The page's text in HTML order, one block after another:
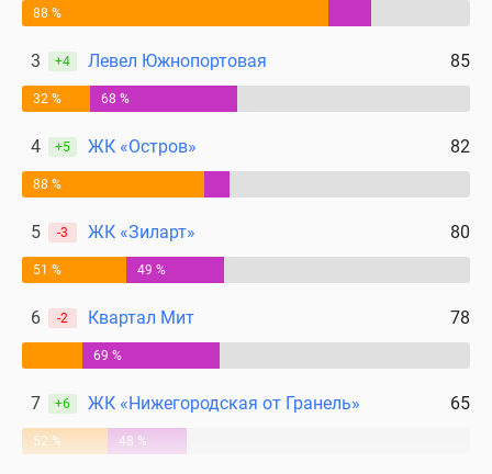
88 %
3 +4 Левел Южнопортовая 85
32 % 68 %
4 +5 ЖК «Остров» 82
88 %
5 -3 ЖК «Зиларт» 80
51 % 49 %
6 -2 Квартал Мит 78
69 %
7 +6 ЖК «Нижегородская от Гранель» 65
52 % 48 %